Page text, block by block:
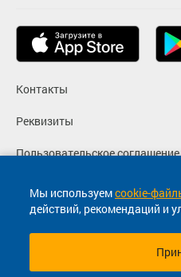
Мы используемcookie-
действий, рекомендаций и
Контакты
Реквизиты
Пользовательское соглашение
Политика конфиденциальности
Согласие на маркетинговые
© 2013-2026, ООО "Капитал"-